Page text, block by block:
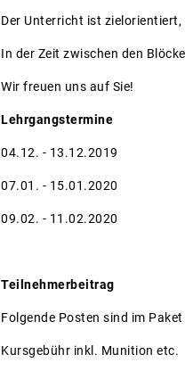
Der Unterricht ist
In der Zeit zwischen den
Wir freuen uns auf Sie!
Lehrgangstermine
04.12. - 13.12.2019
07.01. - 15.01.2020
09.02. - 11.02.2020
Teilnehmerbeitrag
Folgende Posten sind im
Kursgebühr inkl. Munition